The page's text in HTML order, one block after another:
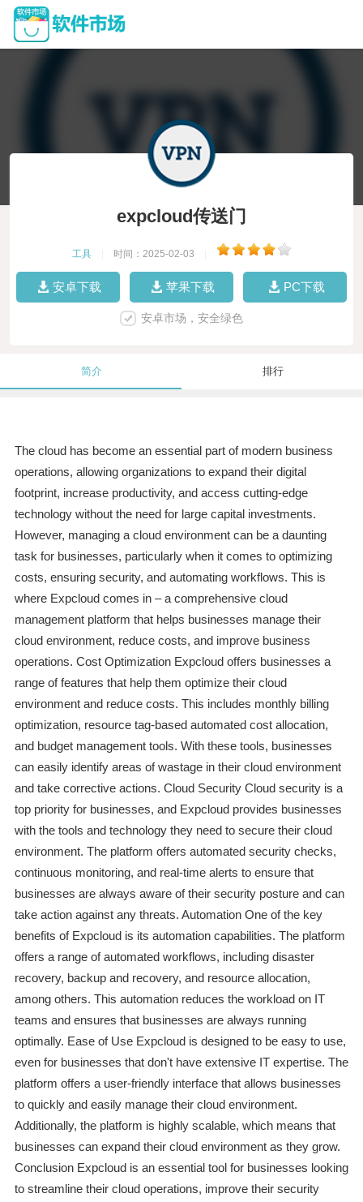
expcloud传送门
工具 时间：2025-02-03
安卓下载 苹果下载 PC下载
安卓市场，安全绿色
简介 排行
The cloud has become an essential part of modern business
operations, allowing organizations to expand their digital
footprint, increase productivity, and access cutting-edge
technology without the need for large capital investments.
However, managing a cloud environment can be a daunting
task for businesses, particularly when it comes to optimizing
costs, ensuring security, and automating workflows. This is
where Expcloud comes in – a comprehensive cloud
management platform that helps businesses manage their
cloud environment, reduce costs, and improve business
operations. Cost Optimization Expcloud offers businesses a
range of features that help them optimize their cloud
environment and reduce costs. This includes monthly billing
optimization, resource tag-based automated cost allocation,
and budget management tools. With these tools, businesses
can easily identify areas of wastage in their cloud environment
and take corrective actions. Cloud Security Cloud security is a
top priority for businesses, and Expcloud provides businesses
with the tools and technology they need to secure their cloud
environment. The platform offers automated security checks,
continuous monitoring, and real-time alerts to ensure that
businesses are always aware of their security posture and can
take action against any threats. Automation One of the key
benefits of Expcloud is its automation capabilities. The platform
offers a range of automated workflows, including disaster
recovery, backup and recovery, and resource allocation,
among others. This automation reduces the workload on IT
teams and ensures that businesses are always running
optimally. Ease of Use Expcloud is designed to be easy to use,
even for businesses that don't have extensive IT expertise. The
platform offers a user-friendly interface that allows businesses
to quickly and easily manage their cloud environment.
Additionally, the platform is highly scalable, which means that
businesses can expand their cloud environment as they grow.
Conclusion Expcloud is an essential tool for businesses looking
to streamline their cloud operations, improve their security